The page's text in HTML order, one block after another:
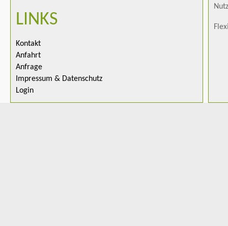
LINKS
Kontakt
Anfahrt
Anfrage
Impressum & Datenschutz
Login